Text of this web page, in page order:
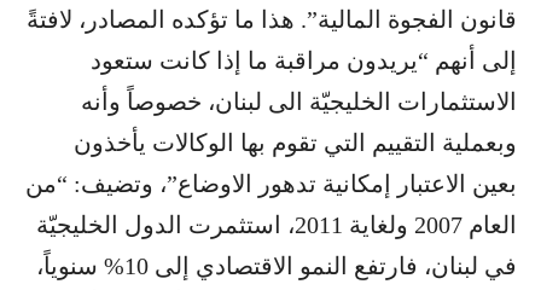
قانون الفجوة المالية”. هذا ما تؤكده المصادر، لافتةً
إلى أنهم “يريدون مراقبة ما إذا كانت ستعود
الاستثمارات الخليجيّة الى لبنان، خصوصاً وأنه
وبعملية التقييم التي تقوم بها الوكالات يأخذون
بعين الاعتبار إمكانية تدهور الاوضاع”، وتضيف: “من
العام 2007 ولغاية 2011، استثمرت الدول الخليجيّة
في لبنان، فارتفع ​النمو الاقتصادي​ إلى 10% سنوياً،